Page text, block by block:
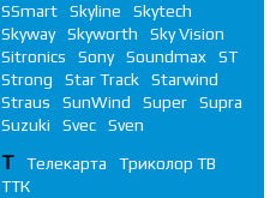
SSmart
Skyline
Skytech
Skyway
Skyworth
Sky Vision
Sitronics
Sony Soundmax
ST
Strong
Star Track
Starwind
Straus
SunWind Super
Supra
Suzuki
Svec Sven
Т Телекарта
Триколор ТВ
ТТК